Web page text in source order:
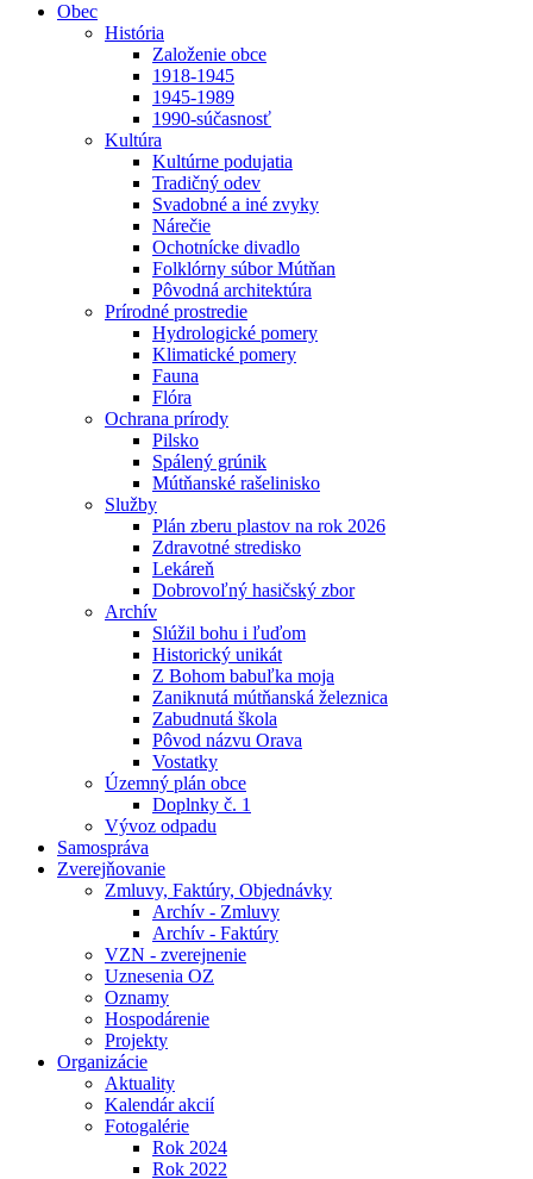
Obec
História
Založenie obce
1918-1945
1945-1989
1990-súčasnosť
Kultúra
Kultúrne podujatia
Tradičný odev
Svadobné a iné zvyky
Nárečie
Ochotnícke divadlo
Folklórny súbor Mútňan
Pôvodná architektúra
Prírodné prostredie
Hydrologické pomery
Klimatické pomery
Fauna
Flóra
Ochrana prírody
Pilsko
Spálený grúnik
Mútňanské rašelinisko
Služby
Plán zberu plastov na rok 2026
Zdravotné stredisko
Lekáreň
Dobrovoľný hasičský zbor
Archív
Slúžil bohu i ľuďom
Historický unikát
Z Bohom babuľka moja
Zaniknutá mútňanská železnica
Zabudnutá škola
Pôvod názvu Orava
Vostatky
Územný plán obce
Doplnky č. 1
Vývoz odpadu
Samospráva
Zverejňovanie
Zmluvy, Faktúry, Objednávky
Archív - Zmluvy
Archív - Faktúry
VZN - zverejnenie
Uznesenia OZ
Oznamy
Hospodárenie
Projekty
Organizácie
Aktuality
Kalendár akcií
Fotogalérie
Rok 2024
Rok 2022